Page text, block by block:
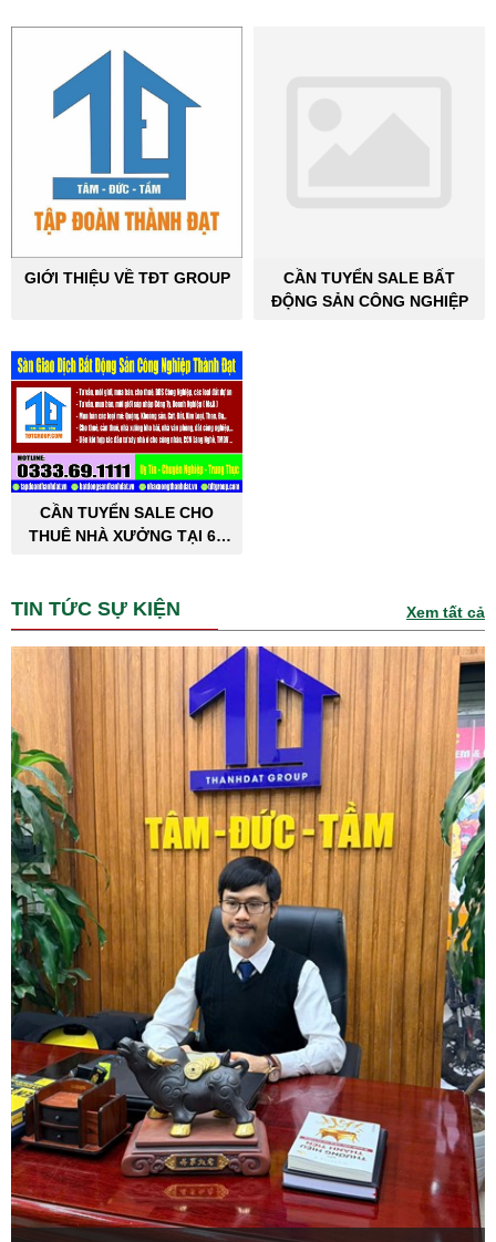
GIỚI THIỆU VỀ TĐT GROUP
CẦN TUYỂN SALE BẤT
ĐỘNG SẢN CÔNG NGHIỆP
CẦN TUYỂN SALE CHO
THUÊ NHÀ XƯỞNG TẠI 63
TIN TỨC SỰ KIỆN Xem tất cả